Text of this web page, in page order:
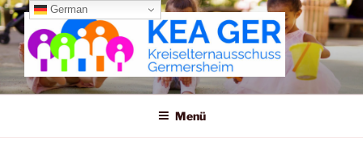
Zum
Inhalt
springen
KREISELTERNAUSSCHUSS
GERMERSHEIM
Menü
German